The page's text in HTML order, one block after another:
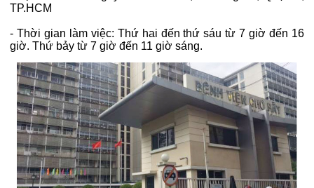
TP.HCM
- Thời gian làm việc: Thứ hai đến thứ sáu từ 7 giờ đến 16
giờ. Thứ bảy từ 7 giờ đến 11 giờ sáng.